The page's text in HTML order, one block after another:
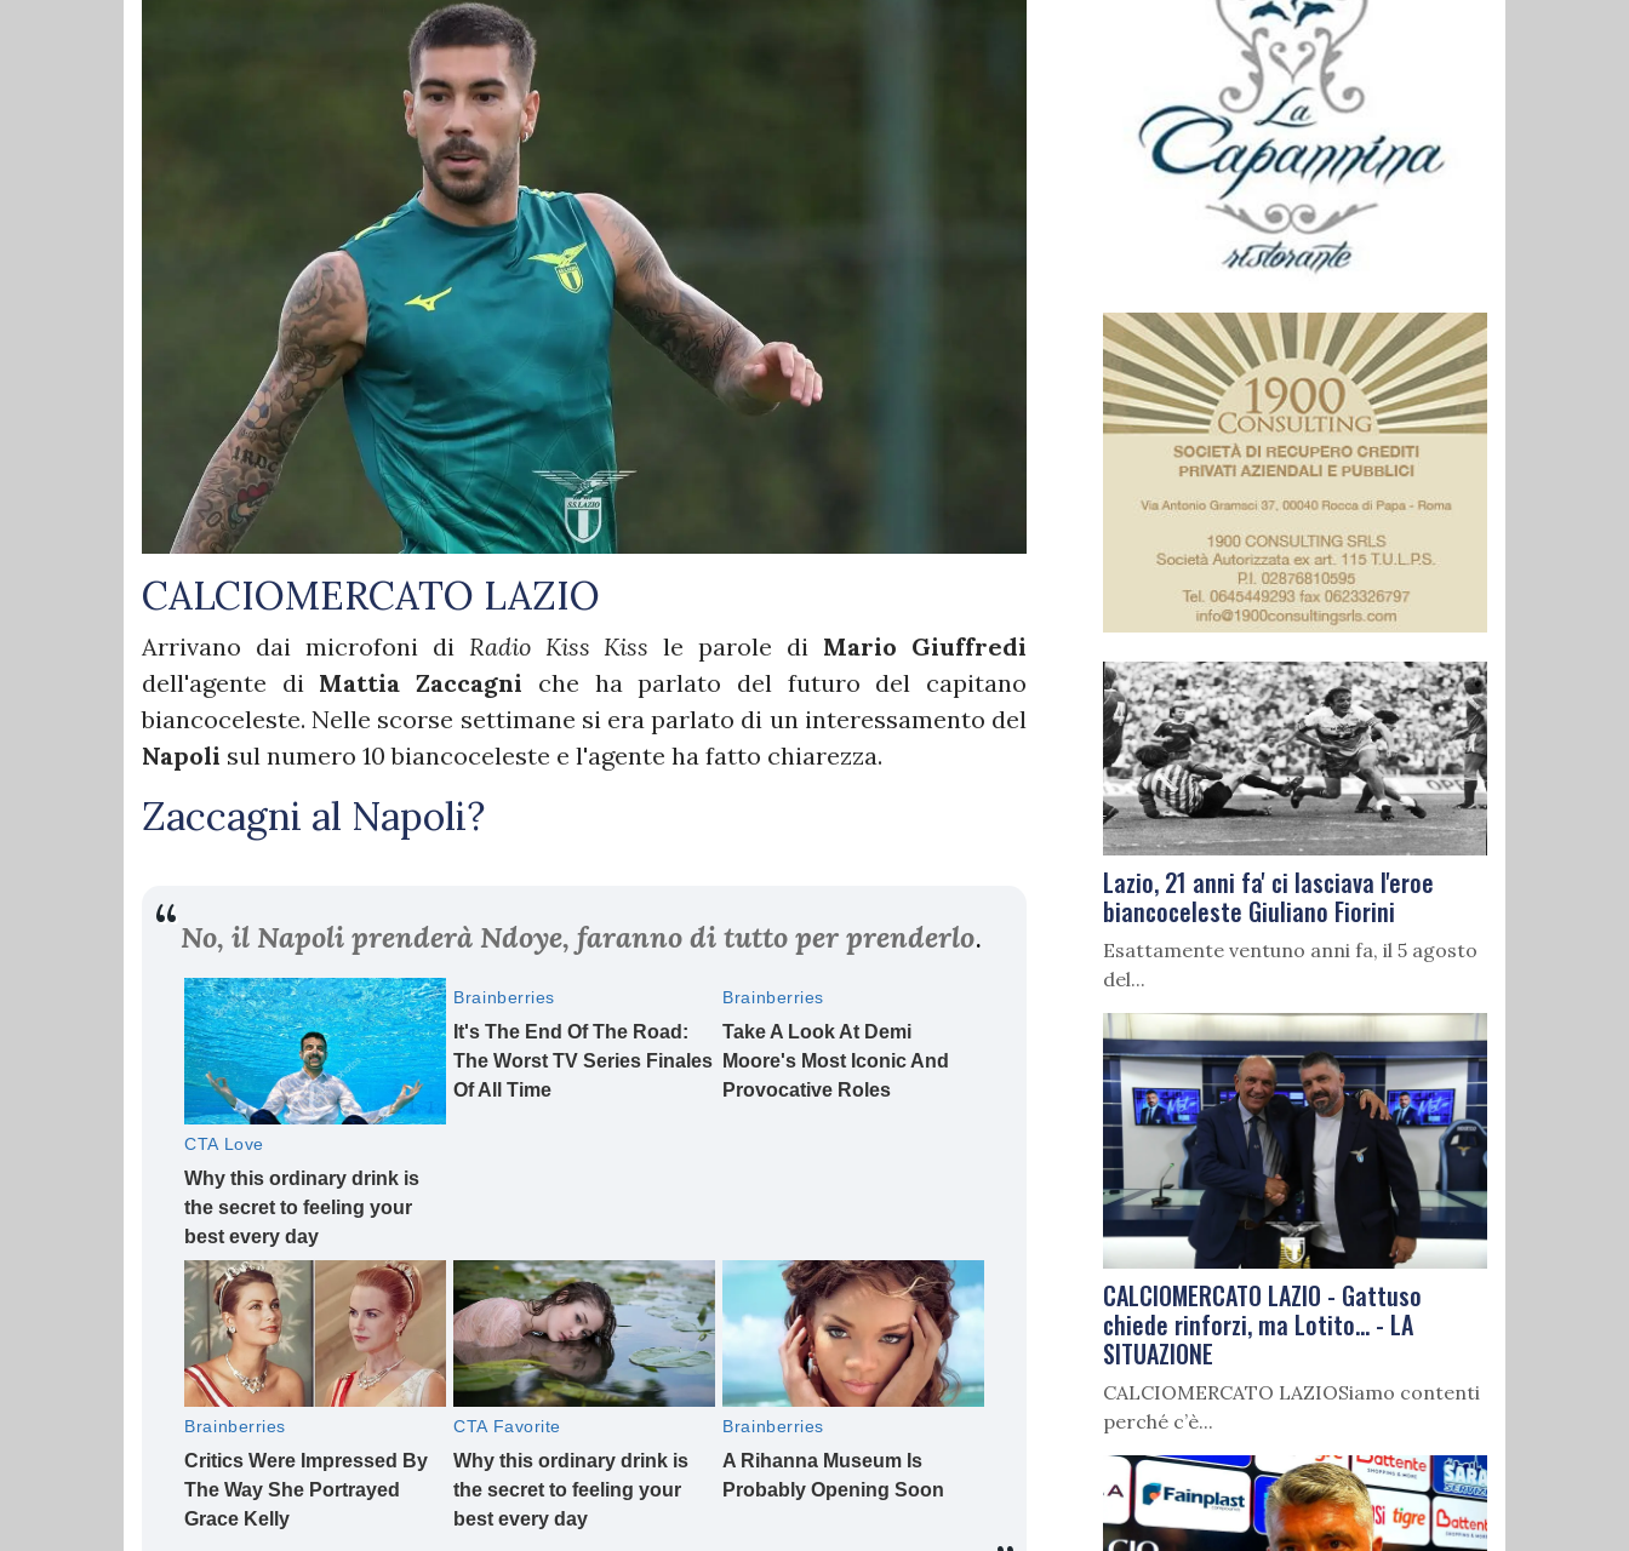
CALCIOMERCATO LAZIO
Arrivano dai microfoni di Radio Kiss Kiss le parole di Mario Giuffredi
dell'agente di Mattia Zaccagni che ha parlato del futuro del capitano
biancoceleste. Nelle scorse settimane si era parlato di un interessamento del
Napoli sul numero 10 biancoceleste e l'agente ha fatto chiarezza.
Zaccagni al Napoli?
No, il Napoli prenderà Ndoye, faranno di tutto per prenderlo.
Lazio, 21 anni fa' ci lasciava l'eroe
biancoceleste Giuliano Fiorini
Esattamente ventuno anni fa, il 5 agosto
del...
CALCIOMERCATO LAZIO - Gattuso
chiede rinforzi, ma Lotito... - LA
SITUAZIONE
CALCIOMERCATO LAZIOSiamo contenti
perché c’è...